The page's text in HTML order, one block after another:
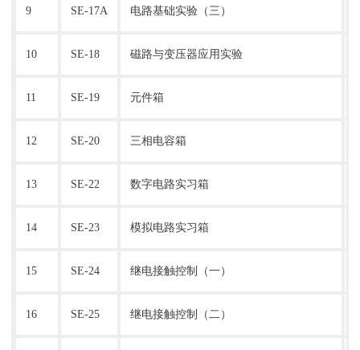
9 SE-17A 电路基础实验（三）
10 SE-18 磁路与变压器应用实验
11 SE-19 元件箱
12 SE-20 三相电容箱
13 SE-22 数字电路实习箱
14 SE-23 模拟电路实习箱
15 SE-24 继电接触控制（一）
16 SE-25 继电接触控制（二）